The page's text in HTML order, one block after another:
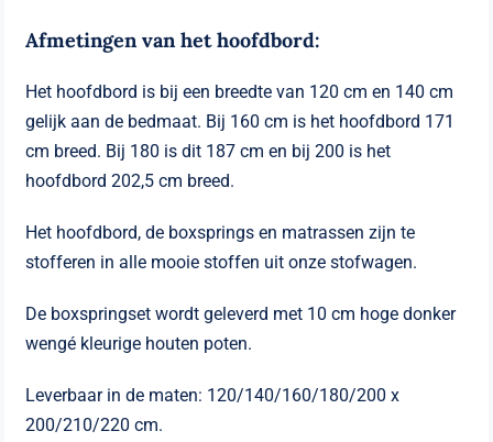
Afmetingen van het hoofdbord:
Het hoofdbord is bij een breedte van 120 cm en 140 cm
gelijk aan de bedmaat. Bij 160 cm is het hoofdbord 171
cm breed. Bij 180 is dit 187 cm en bij 200 is het
hoofdbord 202,5 cm breed.
Het hoofdbord, de boxsprings en matrassen zijn te
stofferen in alle mooie stoffen uit onze stofwagen.
De boxspringset wordt geleverd met 10 cm hoge donker
wengé kleurige houten poten.
Leverbaar in de maten: 120/140/160/180/200 x
200/210/220 cm.